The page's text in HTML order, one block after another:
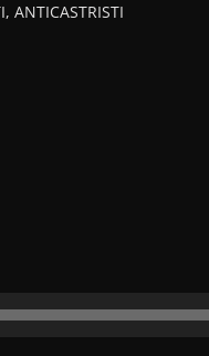
ANTICASTRISTI